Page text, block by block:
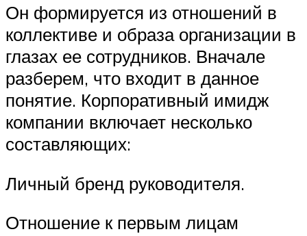
Он формируется из отношений в
коллективе и образа организации в
глазах ее сотрудников. Вначале
разберем, что входит в данное
понятие. Корпоративный имидж
компании включает несколько
составляющих:
Личный бренд руководителя.
Отношение к первым лицам